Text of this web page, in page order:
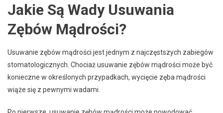
Jakie Są Wady Usuwania
Zębów Mądrości?
Usuwanie zębów mądrości jest jednym z najczęstszych zabiegów
stomatologicznych. Chociaż usuwanie zębów mądrości może być
konieczne w określonych przypadkach, wycięcie zęba mądrości
wiąże się z pewnymi wadami.